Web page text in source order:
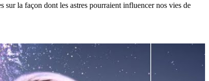
sur la façon dont les astres pourraient influencer nos vies de